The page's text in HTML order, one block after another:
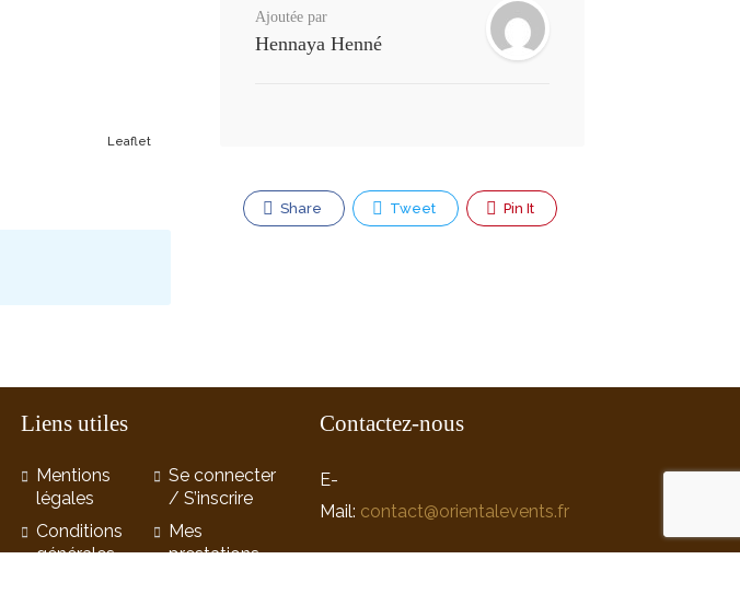
Leaflet
Ajoutée par
Hennaya Henné
Share Tweet Pin It
Liens utiles
Mentions
légales
Conditions
générales
Se connecter
/ S’inscrire
Mes
prestations
Contactez-nous
E-
Mail: contact@orientalevents.fr